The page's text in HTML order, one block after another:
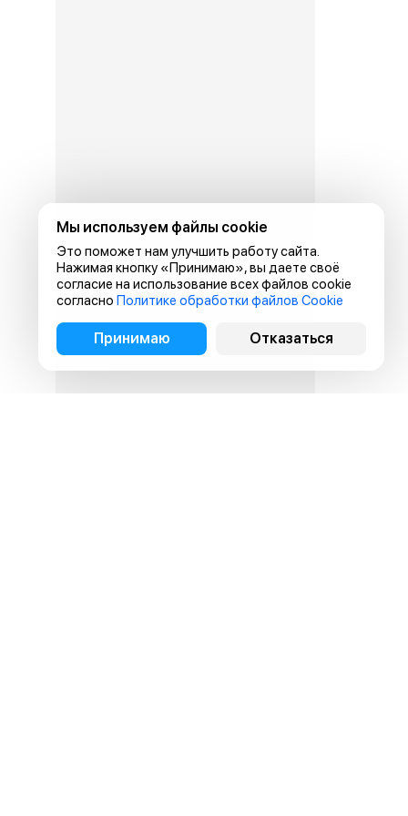
Мы используем файлы cookie
Это поможет нам улучшить работу сайта.
Нажимая кнопку «Принимаю», вы даете своё
согласие на использование всех файлов cookie
согласно Политике обработки файлов Cookie
Принимаю Отказаться